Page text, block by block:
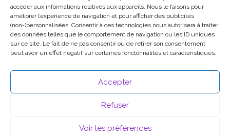
accéder aux informations relatives aux appareils. Nous le faisons pour
améliorer l’expérience de navigation et pour afficher des publicités
(non-)personnalisées. Consentir à ces technologies nous autorisera à traiter
des données telles que le comportement de navigation ou les ID uniques
sur ce site. Le fait de ne pas consentir ou de retirer son consentement
peut avoir un effet négatif sur certaines fonctonnalités et caractéristiques.
Accepter
Refuser
Voir les préférences
Ce site participe au Programme Partenaires d’Amazon EU, un
programme d’affiliation conçu pour permettre à des sites de
percevoir une rémunération grâce à la création de liens vers
Amazon.fr.